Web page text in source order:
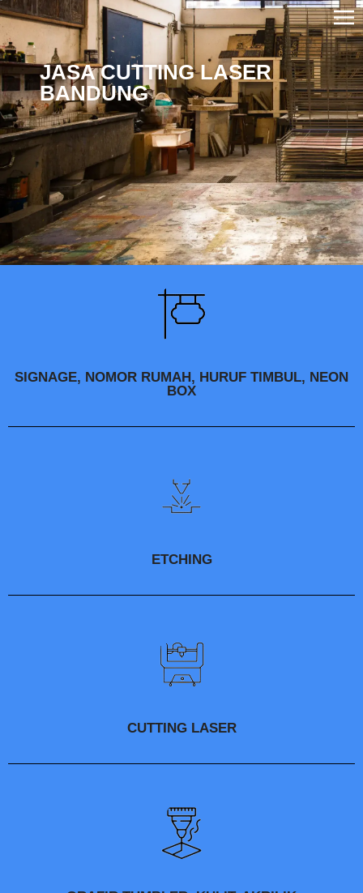
JASA CUTTING LASER
BANDUNG
SIGNAGE, NOMOR RUMAH, HURUF TIMBUL, NEON
BOX
ETCHING
CUTTING LASER